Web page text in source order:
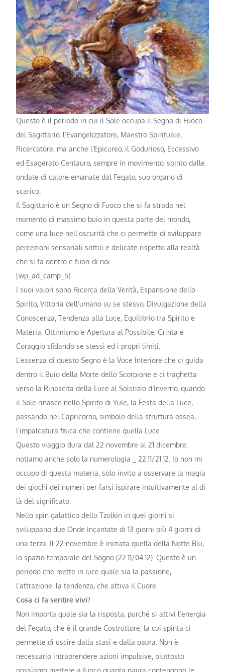
Questo è il periodo in cui il Sole occupa il Segno di Fuoco
del Sagittario, l’Evangelizzatore, Maestro Spirituale,
Ricercatore, ma anche l’Epicureo, il Godurioso, Eccessivo
ed Esagerato Centauro, sempre in movimento, spinto dalle
ondate di calore emanate dal Fegato, suo organo di
scarico.
Il Sagittario è un Segno di Fuoco che si fa strada nel
momento di massimo buio in questa parte del mondo,
come una luce nell’oscurità che ci permette di sviluppare
percezioni sensoriali sottili e delicate rispetto alla realtà
che si fa dentro e fuori di noi.
[wp_ad_camp_5]
I suoi valori sono Ricerca della Verità, Espansione dello
Spirito, Vittoria dell’umano su se stesso, Divulgazione della
Conoscenza, Tendenza alla Luce, Equilibrio tra Spirito e
Materia, Ottimismo e Apertura al Possibile, Grinta e
Coraggio sfidando se stessi ed i propri limiti.
L’essenza di questo Segno è la Voce Interiore che ci guida
dentro il Buio della Morte dello Scorpione e ci traghetta
verso la Rinascita della Luce al Solstizio d’Inverno, quando
il Sole rinasce nello Spirito di Yule, la Festa della Luce,
passando nel Capricorno, simbolo della struttura ossea,
l’impalcatura fisica che contiene quella Luce.
Questo viaggio dura dal 22 novembre al 21 dicembre:
notiamo anche solo la numerologia _ 22.11/21.12. Io non mi
occupo di questa materia, solo invito a osservare la magia
dei giochi dei numeri per farsi ispirare intuitivamente al di
là del significato.
Nello spin galattico dello Tzolkin in quei giorni si
sviluppano due Onde Incantate di 13 giorni più 4 giorni di
una terza. Il 22 novembre è iniziata quella della Notte Blu,
lo spazio temporale del Sogno (22.11/04.12). Questo è un
periodo che mette in luce quale sia la passione,
l’attrazione, la tendenza, che attiva il Cuore.
Cosa ci fa sentire vivi?
Non importa quale sia la risposta, purché si attivi l’energia
del Fegato, che è il grande Costruttore, la cui spinta ci
permette di uscire dalla stasi e dalla paura. Non è
necessario intraprendere azioni impulsive, piuttosto
possiamo mettere a fuoco quanta paura contengono le